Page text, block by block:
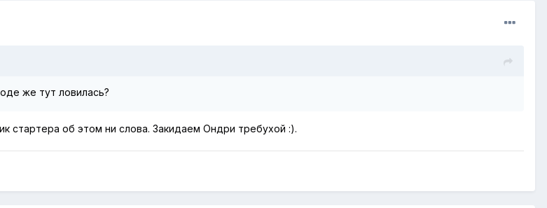
же тут ловилась?
стартера об этом ни слова. Закидаем Ондри требухой :).